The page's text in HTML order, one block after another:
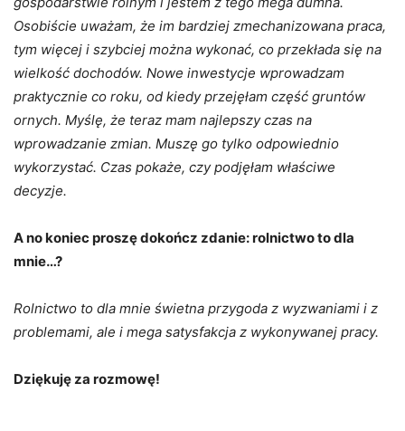
Osobiście uważam, że im bardziej zmechanizowana praca,
tym więcej i szybciej można wykonać, co przekłada się na
wielkość dochodów. Nowe inwestycje wprowadzam
praktycznie co roku, od kiedy przejęłam część gruntów
ornych. Myślę, że teraz mam najlepszy czas na
wprowadzanie zmian. Muszę go tylko odpowiednio
wykorzystać. Czas pokaże, czy podjęłam właściwe
decyzje.
A no koniec proszę dokończ zdanie: rolnictwo to dla
mnie…?
Rolnictwo to dla mnie świetna przygoda z wyzwaniami i z
problemami, ale i mega satysfakcja z wykonywanej pracy.
Dziękuję za rozmowę!